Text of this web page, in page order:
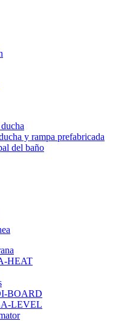
y rampa prefabricada
del baño
HEAT
BOARD
LEVEL